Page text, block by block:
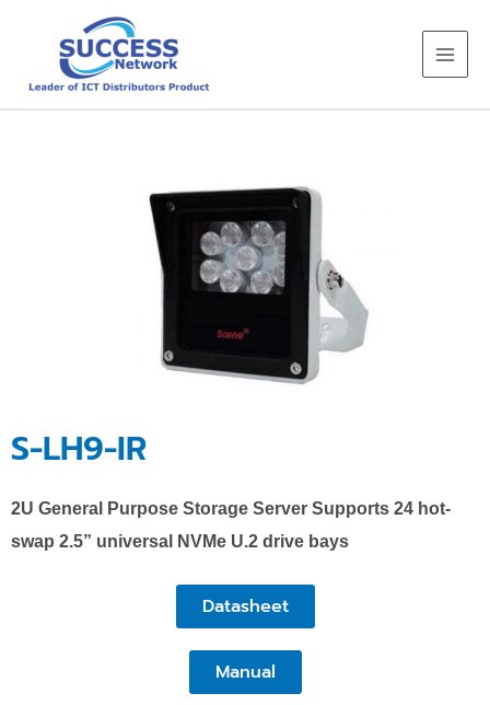
content
S-LH9-IR
2U General Purpose Storage Server Supports 24 hot-
swap 2.5” universal NVMe U.2 drive bays
Datasheet
Manual